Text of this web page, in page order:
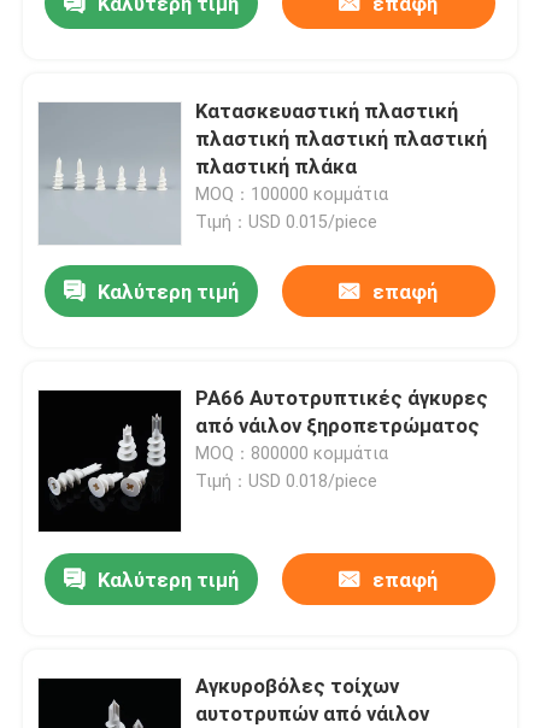
Κατασκευαστική πλαστική
πλαστική πλαστική πλαστική
πλαστική πλάκα
MOQ：100000 κομμάτια
Τιμή：USD 0.015/piece
Καλύτερη τιμή επαφή
PA66 Αυτοτρυπτικές άγκυρες
από νάιλον ξηροπετρώματος
MOQ：800000 κομμάτια
Τιμή：USD 0.018/piece
Καλύτερη τιμή επαφή
Αγκυροβόλες τοίχων
αυτοτρυπών από νάιλον